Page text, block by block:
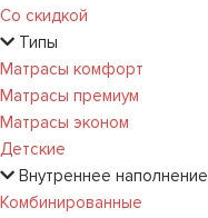
Со скидкой
Типы
Матрасы комфорт
Матрасы премиум
Матрасы эконом
Детские
Внутреннее наполнение
Комбинированные